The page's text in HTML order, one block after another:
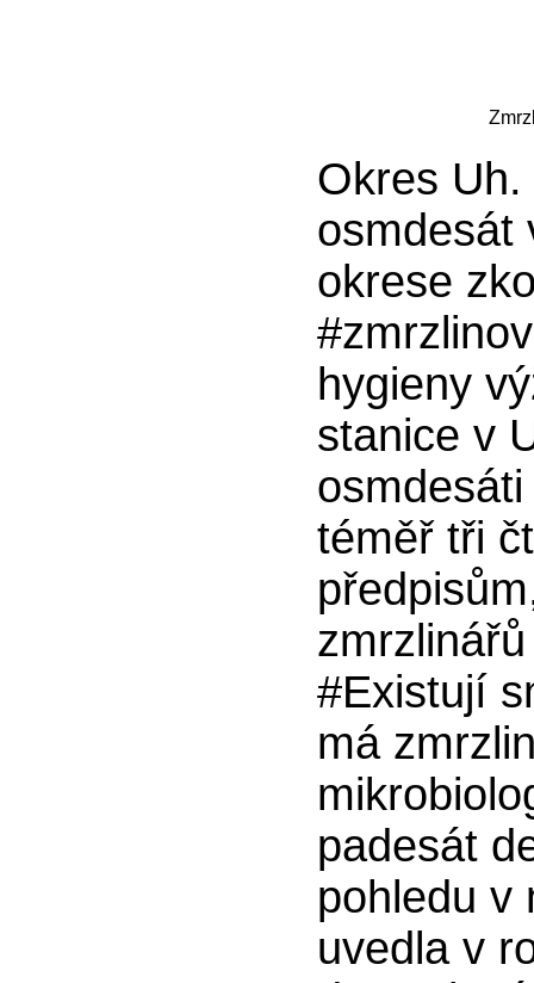
Okres
osmdesát
okrese
hygieny
stanice v
téměř tři
#Existují
má
padesát
pohledu v
uvedla v